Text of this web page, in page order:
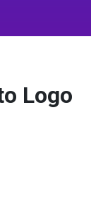
Logo